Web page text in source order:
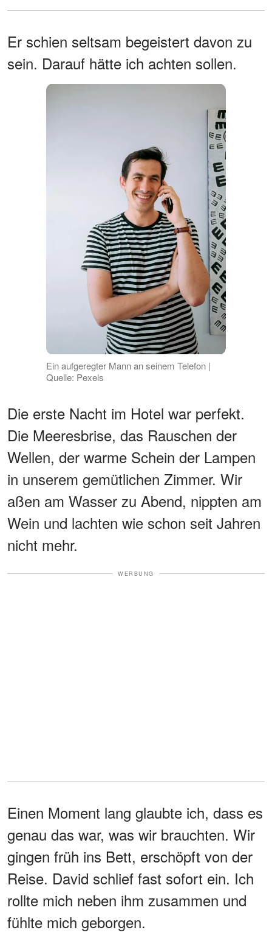
Er schien seltsam begeistert davon zu
sein. Darauf hätte ich achten sollen.
Ein aufgeregter Mann an seinem Telefon |
Quelle: Pexels
Die erste Nacht im Hotel war perfekt.
Die Meeresbrise, das Rauschen der
Wellen, der warme Schein der Lampen
in unserem gemütlichen Zimmer. Wir
aßen am Wasser zu Abend, nippten am
Wein und lachten wie schon seit Jahren
nicht mehr.
WERBUNG
Einen Moment lang glaubte ich, dass es
genau das war, was wir brauchten. Wir
gingen früh ins Bett, erschöpft von der
Reise. David schlief fast sofort ein. Ich
rollte mich neben ihm zusammen und
fühlte mich geborgen.